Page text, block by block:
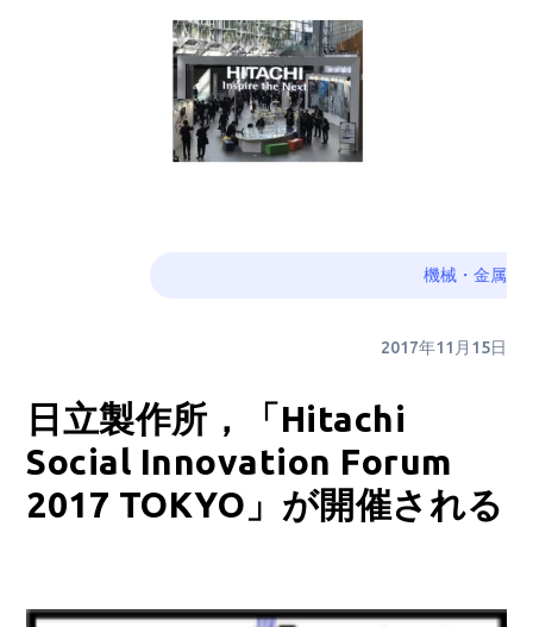
機械・金属
2017年11月15日
日立製作所，「Hitachi
Social Innovation Forum
2017 TOKYO」が開催される